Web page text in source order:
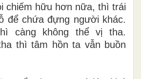
chiếm hữu hơn nữa, thì trái
để chứa đựng người khác.
càng không thể vị tha.
thì tâm hồn ta vẫn buồn